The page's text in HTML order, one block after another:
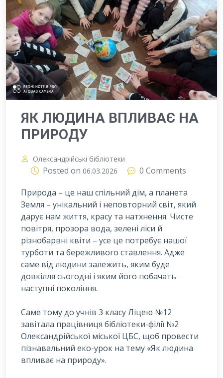
ЯК ЛЮДИНА ВПЛИВАЄ НА
ПРИРОДУ
Олександрійські бібліотеки
Posted on 06.03.2026
0 Comments
Природа – це наш спільний дім, а планета
Земля – унікальний і неповторний світ, який
дарує нам життя, красу та натхнення. Чисте
повітря, прозора вода, зелені ліси й
різнобарвні квіти – усе це потребує нашої
турботи та бережливого ставлення. Адже
саме від людини залежить, яким буде
довкілля сьогодні і яким його побачать
наступні покоління.
Саме тому до учнів 3 класу Ліцею №12
завітала працівниця бібліотеки-філії №2
Олександрійської міської ЦБС, щоб провести
пізнавальний еко-урок на тему «Як людина
впливає на природу».